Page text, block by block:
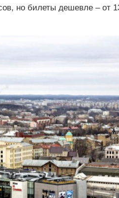
но билеты дешевле – от